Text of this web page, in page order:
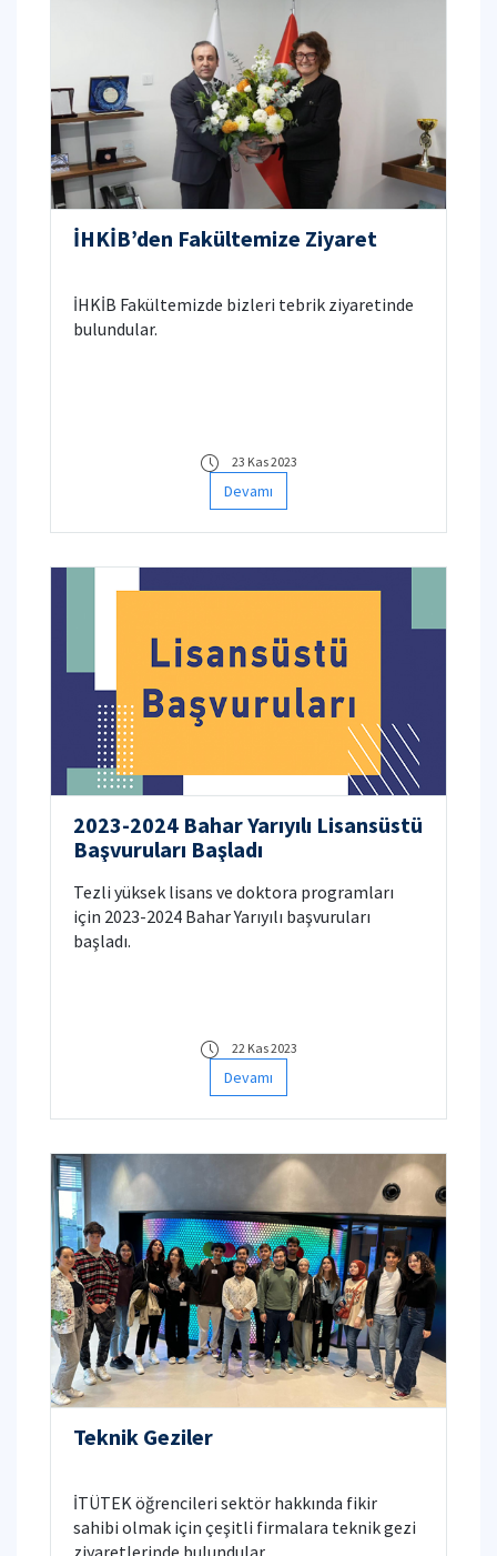
İHKİB’den Fakültemize Ziyaret
İHKİB Fakültemizde bizleri tebrik ziyaretinde
bulundular.
23 Kas 2023
Devamı
2023-2024 Bahar Yarıyılı Lisansüstü
Başvuruları Başladı
Tezli yüksek lisans ve doktora programları
için 2023-2024 Bahar Yarıyılı başvuruları
başladı.
22 Kas 2023
Devamı
Teknik Geziler
İTÜTEK öğrencileri sektör hakkında fikir
sahibi olmak için çeşitli firmalara teknik gezi
ziyaretlerinde bulundular.